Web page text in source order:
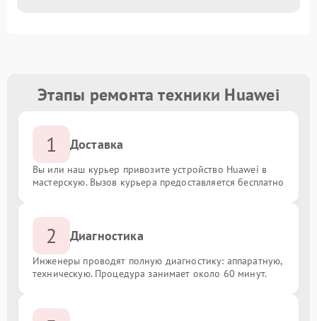
Этапы ремонта техники Huawei
1 Доставка
Вы или наш курьер привозите устройство Huawei в
мастерскую. Вызов курьера предоставляется бесплатно
2 Диагностика
Инженеры проводят полную диагностику: аппаратную,
техническую. Процедура занимает около 60 минут.